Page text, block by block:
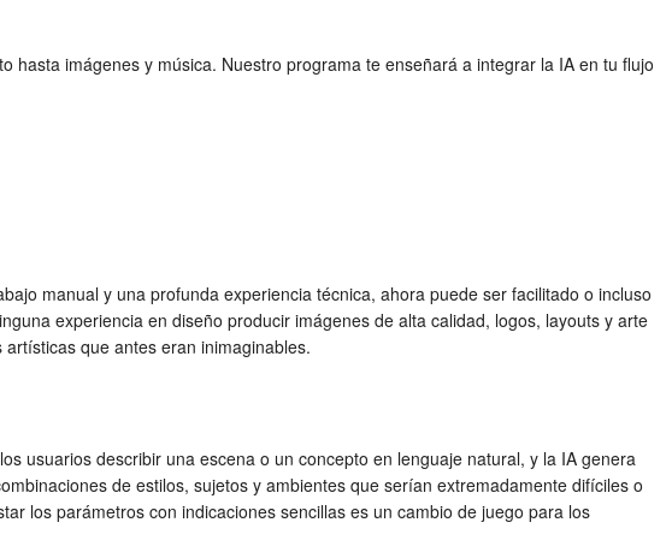
imágenes y música. Nuestro programa te enseñará a integrar la IA en tu flujo
manual y una profunda experiencia técnica, ahora puede ser facilitado o incluso
experiencia en diseño producir imágenes de alta calidad, logos, layouts y arte
que antes eran inimaginables.
usuarios describir una escena o un concepto en lenguaje natural, y la IA genera
de estilos, sujetos y ambientes que serían extremadamente difíciles o
los parámetros con indicaciones sencillas es un cambio de juego para los